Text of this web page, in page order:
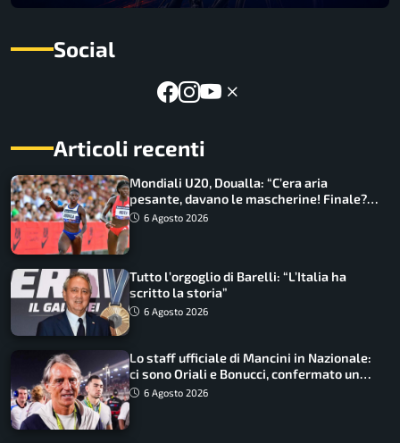
Social
Articoli recenti
Mondiali U20, Doualla: “C’era aria
pesante, davano le mascherine! Finale?
Non ho nulla da perdere”
6 Agosto 2026
Tutto l’orgoglio di Barelli: “L’Italia ha
scritto la storia”
6 Agosto 2026
Lo staff ufficiale di Mancini in Nazionale:
ci sono Oriali e Bonucci, confermato un
ritorno
6 Agosto 2026